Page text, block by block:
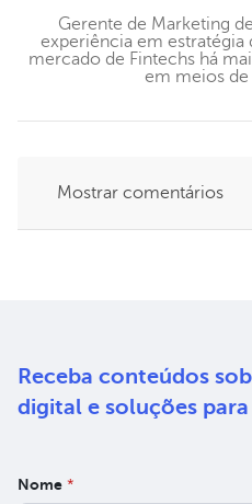
Gerente de Marketing
experiência em estratégia
mercado de Fintechs há
em meios
Mostrar comentários
Receba conteúdos
digital e soluções
Nome *